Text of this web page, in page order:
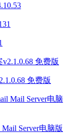
免费版
Server电脑版